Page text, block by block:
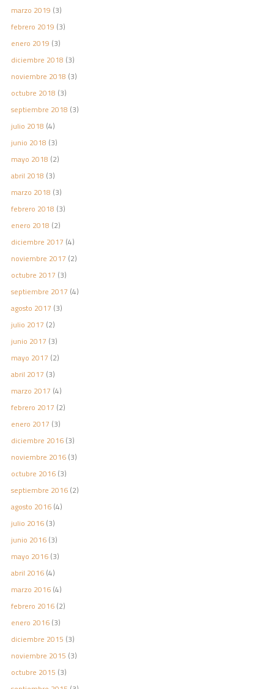
marzo 2019 (3)
febrero 2019 (3)
enero 2019 (3)
diciembre 2018 (3)
noviembre 2018 (3)
octubre 2018 (3)
septiembre 2018 (3)
julio 2018 (4)
junio 2018 (3)
mayo 2018 (2)
abril 2018 (3)
marzo 2018 (3)
febrero 2018 (3)
enero 2018 (2)
diciembre 2017 (4)
noviembre 2017 (2)
octubre 2017 (3)
septiembre 2017 (4)
agosto 2017 (3)
julio 2017 (2)
junio 2017 (3)
mayo 2017 (2)
abril 2017 (3)
marzo 2017 (4)
febrero 2017 (2)
enero 2017 (3)
diciembre 2016(3)
noviembre 2016(3)
octubre 2016(3)
septiembre 2016(2)
agosto 2016(4)
julio 2016(3)
junio 2016(3)
mayo 2016(3)
abril 2016(4)
marzo 2016(4)
febrero 2016(2)
enero 2016(3)
diciembre 2015 (3)
noviembre 2015 (3)
octubre 2015 (3)